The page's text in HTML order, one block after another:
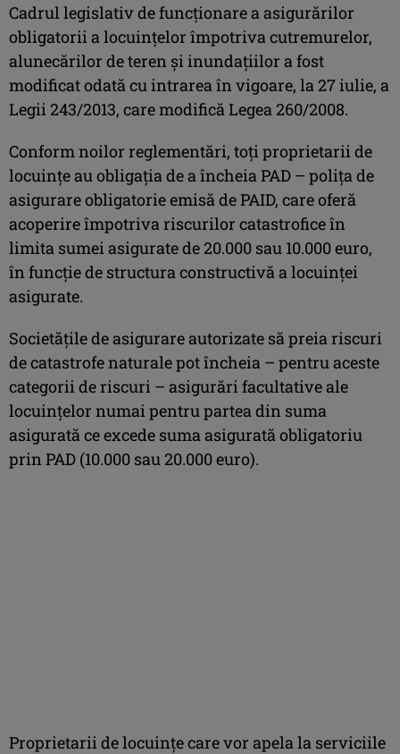
Cadrul legislativ de funcţionare a asigurărilor
obligatorii a locuinţelor împotriva cutremurelor,
alunecărilor de teren şi inundaţiilor a fost
modificat odată cu intrarea în vigoare, la 27 iulie, a
Legii 243/2013, care modifică Legea 260/2008.
Conform noilor reglementări, toţi proprietarii de
locuinţe au obligaţia de a încheia PAD – poliţa de
asigurare obligatorie emisă de PAID, care oferă
acoperire împotriva riscurilor catastrofice în
limita sumei asigurate de 20.000 sau 10.000 euro,
în funcţie de structura constructivă a locuinţei
asigurate.
Societăţile de asigurare autorizate să preia riscuri
de catastrofe naturale pot încheia – pentru aceste
categorii de riscuri – asigurări facultative ale
locuinţelor numai pentru partea din suma
asigurată ce excede suma asigurată obligatoriu
prin PAD (10.000 sau 20.000 euro).
Proprietarii de locuinţe care vor apela la serviciile